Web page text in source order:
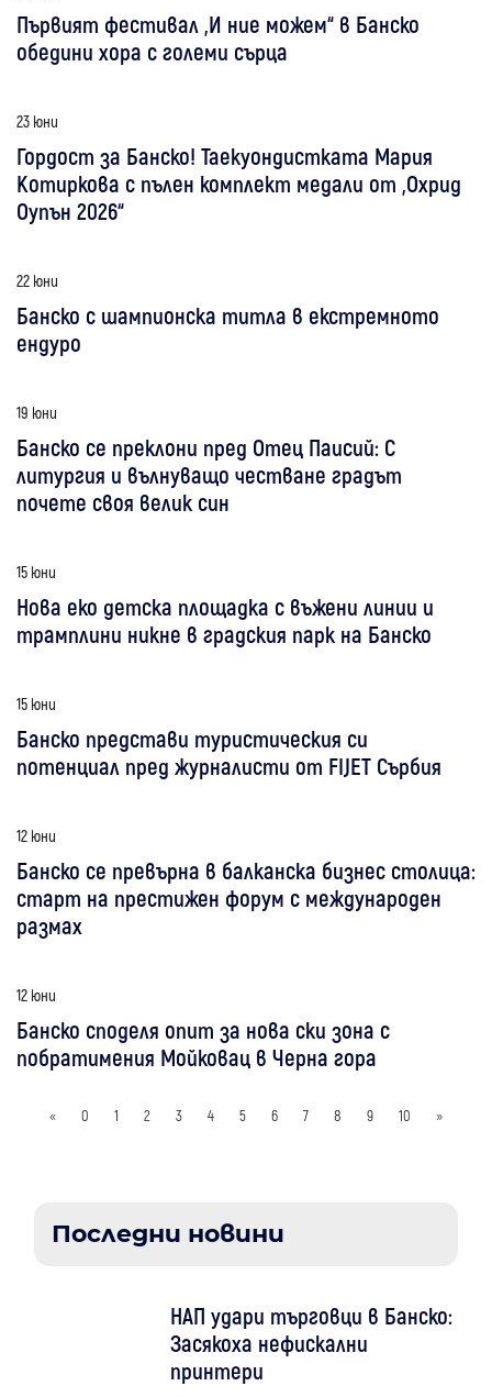
Първият фестивал „И ние можем“ в Банско
обедини хора с големи сърца
23 юни
Гордост за Банско! Таекуондистката Мария
Котиркова с пълен комплект медали от „Охрид
Оупън 2026“
22 юни
Банско с шампионска титла в екстремното
ендуро
19 юни
Банско се преклони пред Отец Паисий: С
литургия и вълнуващо честване градът
почете своя велик син
15 юни
Нова еко детска площадка с въжени линии и
трамплини никне в градския парк на Банско
15 юни
Банско представи туристическия си
потенциал пред журналисти от FIJET Сърбия
12 юни
Банско се превърна в балканска бизнес столица:
старт на престижен форум с международен
размах
12 юни
Банско споделя опит за нова ски зона с
побратимения Мойковац в Черна гора
« 0 1 2 3 4 5 6 7 8 9 10 »
Последни новини
НАП удари търговци в Банско:
Засякоха нефискални
принтери